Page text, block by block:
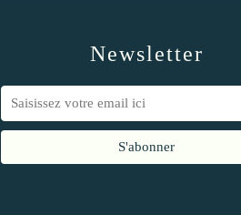
Newsletter